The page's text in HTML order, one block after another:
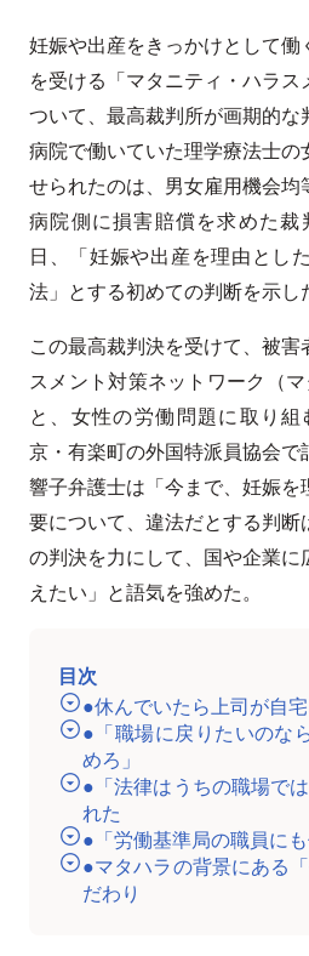
妊娠や出産をきっかけとして
を受ける「マタニティ・ハラ
ついて、最高裁判所が画期的
病院で働いていた理学療法士の
せられたのは、男女雇用機会均
病院側に損害賠償を求めた
日、「妊娠や出産を理由とし
法」とする初めての判断を示し
この最高裁判決を受けて、被
スメント対策ネットワーク（
と、女性の労働問題に取り
京・有楽町の外国特派員協会
響子弁護士は「今まで、妊娠
要について、違法だとする判断
の判決を力にして、国や企業
えたい」と語気を強めた。
目次
●休んでいたら上司が自宅
●「職場に戻りたいのな
めろ」
●「法律はうちの職場で
れた
●「労働基準局の職員にも
●マタハラの背景にある
だわり